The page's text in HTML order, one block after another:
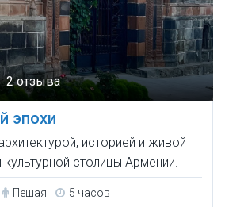
2 отзыва
эпохи
историей и живой
столицы Армении.
Пешая 5 часов